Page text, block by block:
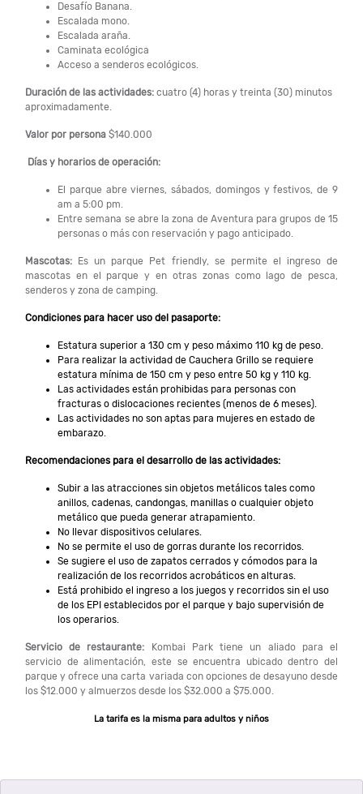
Desafío Banana.
Escalada mono.
Escalada araña.
Caminata ecológica
Acceso a senderos ecológicos.
Duración de las actividades: cuatro (4) horas y treinta (30) minutos
aproximadamente.
Valor por persona $140.000
Días y horarios de operación:
El parque abre viernes, sábados, domingos y festivos, de 9
am a 5:00 pm.
Entre semana se abre la zona de Aventura para grupos de 15
personas o más con reservación y pago anticipado.
Mascotas: Es un parque Pet friendly, se permite el ingreso de
mascotas en el parque y en otras zonas como lago de pesca,
senderos y zona de camping.
Condiciones para hacer uso del pasaporte:
Estatura superior a 130 cm y peso máximo 110 kg de peso.
Para realizar la actividad de Cauchera Grillo se requiere
estatura mínima de 150 cm y peso entre 50 kg y 110 kg.
Las actividades están prohibidas para personas con
fracturas o dislocaciones recientes (menos de 6 meses).
Las actividades no son aptas para mujeres en estado de
embarazo.
Recomendaciones para el desarrollo de las actividades:
Subir a las atracciones sin objetos metálicos tales como
anillos, cadenas, candongas, manillas o cualquier objeto
metálico que pueda generar atrapamiento.
No llevar dispositivos celulares.
No se permite el uso de gorras durante los recorridos.
Se sugiere el uso de zapatos cerrados y cómodos para la
realización de los recorridos acrobáticos en alturas.
Está prohibido el ingreso a los juegos y recorridos sin el uso
de los EPI establecidos por el parque y bajo supervisión de
los operarios.
Servicio de restaurante: Kombai Park tiene un aliado para el
servicio de alimentación, este se encuentra ubicado dentro del
parque y ofrece una carta variada con opciones de desayuno desde
los $12.000 y almuerzos desde los $32.000 a $75.000.
La tarifa es la misma para adultos y niños